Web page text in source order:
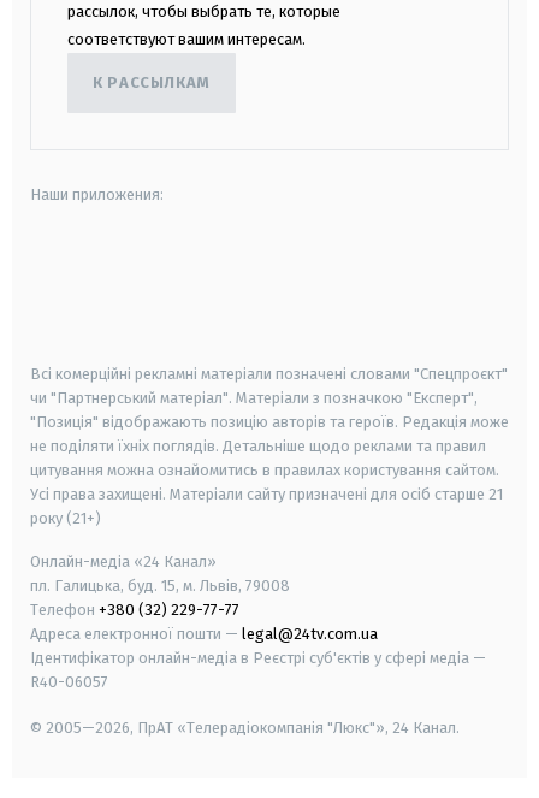
рассылок, чтобы выбрать те, которые
соответствуют вашим интересам.
К РАССЫЛКАМ
Наши приложения:
Всі комерційні рекламні матеріали позначені словами "Спецпроєкт"
чи "Партнерський матеріал". Матеріали з позначкою "Експерт",
"Позиція" відображають позицію авторів та героїв. Редакція може
не поділяти їхніх поглядів. Детальніше щодо реклами та правил
цитування можна ознайомитись в правилах користування сайтом.
Усі права захищені. Матеріали сайту призначені для осіб старше 21
року (21+)
Онлайн-медіа «24 Канал»
пл. Галицька, буд. 15, м. Львів, 79008
Телефон +380 (32) 229-77-77
Адреса електронної пошти — legal@24tv.com.ua
Ідентифікатор онлайн-медіа в Реєстрі суб'єктів у сфері медіа —
R40-06057
© 2005—2026, ПрАТ «Телерадіокомпанія "Люкс"», 24 Канал.